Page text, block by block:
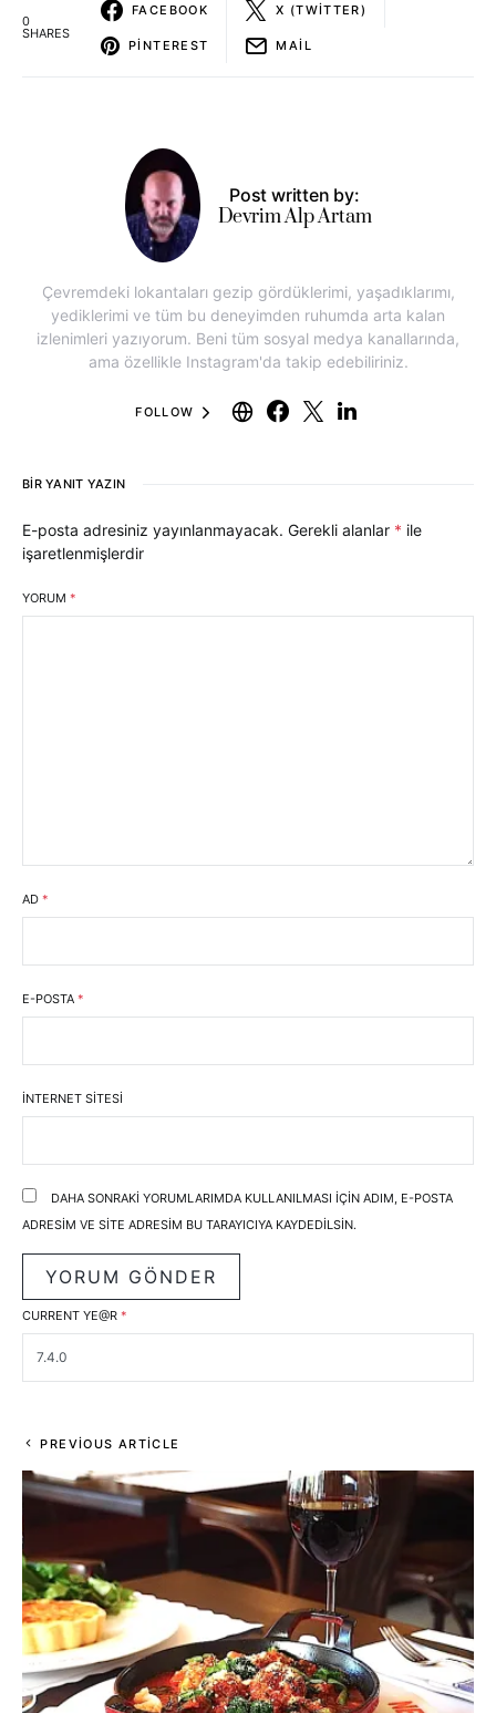
0
SHARES
FACEBOOK X (TWITTER)
PINTEREST MAIL
Post written by:
Devrim Alp Artam
Çevremdeki lokantaları gezip gördüklerimi, yaşadıklarımı,
yediklerimi ve tüm bu deneyimden ruhumda arta kalan
izlenimleri yazıyorum. Beni tüm sosyal medya kanallarında,
ama özellikle Instagram'da takip edebiliriniz.
FOLLOW
BIR YANIT YAZIN
E-posta adresiniz yayınlanmayacak. Gerekli alanlar * ile
işaretlenmişlerdir
YORUM *
AD *
E-POSTA *
İNTERNET SITESI
DAHA SONRAKI YORUMLARIMDA KULLANILMASI IÇIN ADIM, E-POSTA
ADRESIM VE SITE ADRESIM BU TARAYICIYA KAYDEDILSIN.
CURRENT YE@R *
PREVIOUS ARTICLE